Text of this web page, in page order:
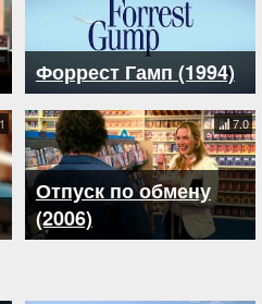
Форрест Гамп (1994)
Отпуск по обмену
(2006)
7.0